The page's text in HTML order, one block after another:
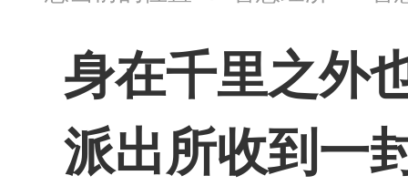
身在千里之外
派出所收到一